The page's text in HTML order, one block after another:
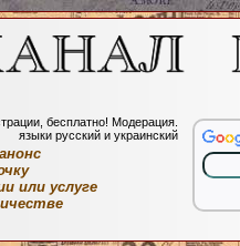
бесплатно! Модерация.
языки русский и украинский
или услуге